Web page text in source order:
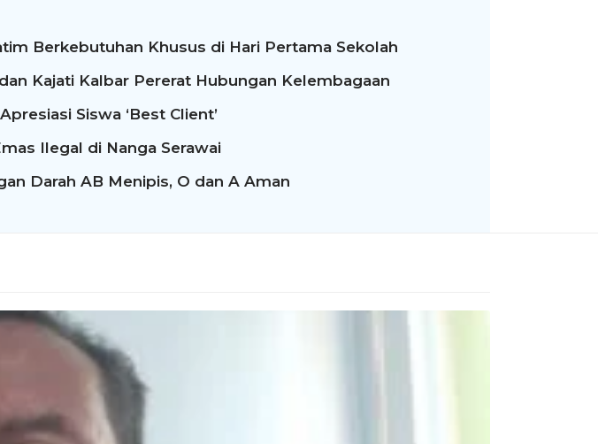
Berkebutuhan Khusus di Hari Pertama Sekolah
Kajati Kalbar Pererat Hubungan Kelembagaan
Siswa ‘Best Client’
Ilegal di Nanga Serawai
Darah AB Menipis, O dan A Aman